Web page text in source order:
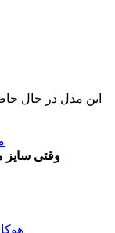
این مدل در حال
وقتی
هوکا